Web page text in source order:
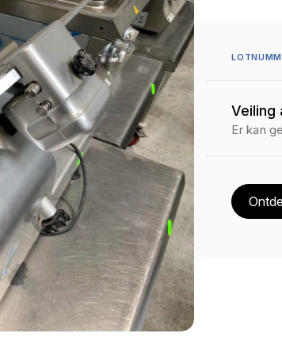
Veiling
Er kan